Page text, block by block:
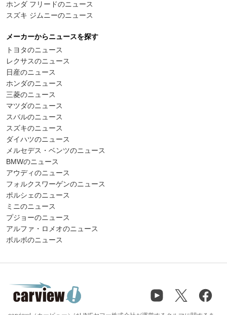
ホンダ フリードのニュース
スズキ ジムニーのニュース
メーカーからニュースを探す
トヨタのニュース
レクサスのニュース
日産のニュース
ホンダのニュース
三菱のニュース
マツダのニュース
スバルのニュース
スズキのニュース
ダイハツのニュース
メルセデス・ベンツのニュース
BMWのニュース
アウディのニュース
フォルクスワーゲンのニュース
ポルシェのニュース
ミニのニュース
プジョーのニュース
アルファ・ロメオのニュース
ボルボのニュース